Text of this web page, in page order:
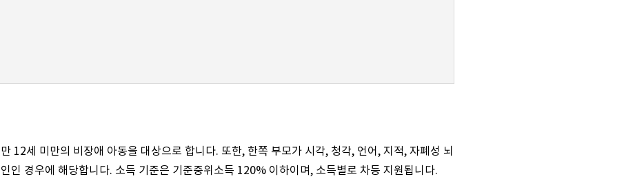
12세 미만의 비장애 아동을 대상으로 합니다. 또한, 한쪽 부모가 시각, 청각, 언어, 지적, 자폐성 뇌
인 경우에 해당합니다. 소득 기준은 기준중위소득 120% 이하이며, 소득별로 차등 지원됩니다.